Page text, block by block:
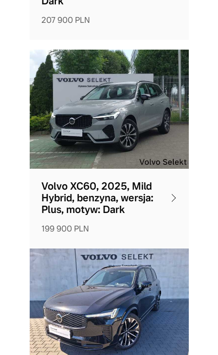
207 900 PLN
Volvo XC60, 2025, Mild
Hybrid, benzyna, wersja:
Plus, motyw: Dark
199 900 PLN